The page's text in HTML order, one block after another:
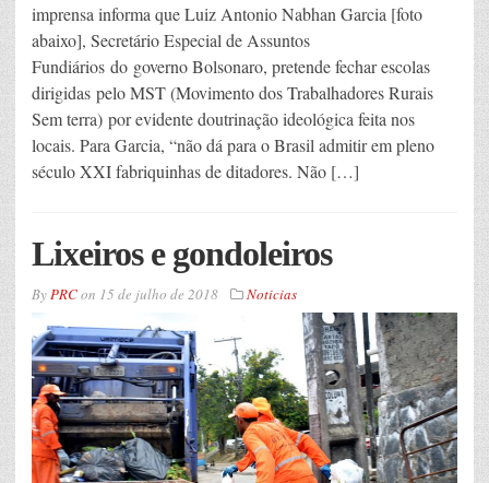
imprensa informa que Luiz Antonio Nabhan Garcia [foto
abaixo], Secretário Especial de Assuntos
Fundiários do governo Bolsonaro, pretende fechar escolas
dirigidas pelo MST (Movimento dos Trabalhadores Rurais
Sem terra) por evidente doutrinação ideológica feita nos
locais. Para Garcia, “não dá para o Brasil admitir em pleno
século XXI fabriquinhas de ditadores. Não […]
Lixeiros e gondoleiros
ByPRCon 15 de julho de 2018 Noticias